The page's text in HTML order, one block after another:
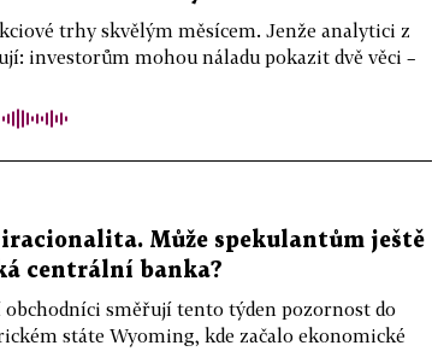
trhy skvělým měsícem. Jenže analytici z
investorům mohou náladu pokazit dvě věci –
Může spekulantům ještě
centrální banka?
směřují tento týden pozornost do
státe Wyoming, kde začalo ekonomické